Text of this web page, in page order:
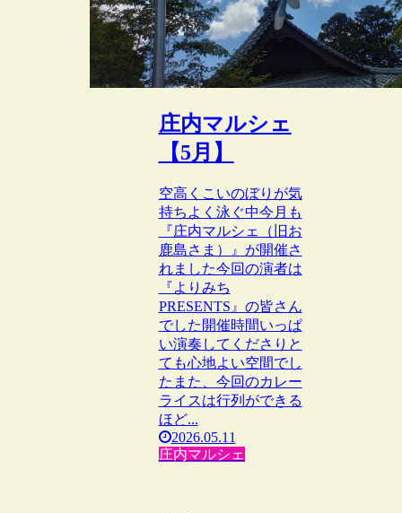
庄内マルシェ
【5月】
空高くこいのぼりが気
持ちよく泳ぐ中今月も
『庄内マルシェ（旧お
鹿島さま）』が開催さ
れました今回の演者は
『よりみち
PRESENTS』の皆さん
でした開催時間いっぱ
い演奏してくださりと
ても心地よい空間でし
たまた、今回のカレー
ライスは行列ができる
ほど...
2026.05.11
庄内マルシェ